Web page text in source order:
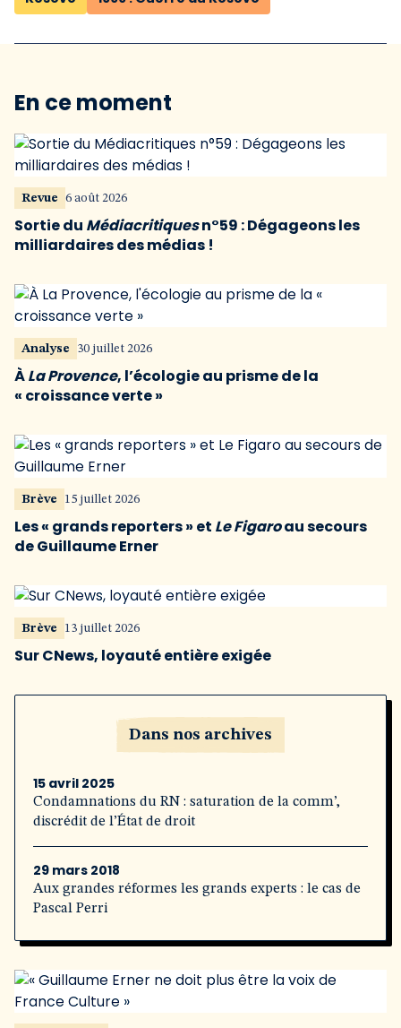
En ce moment
Revue 6 août 2026
Sortie du Médiacritiquesn°59 : Dégageons les
milliardaires des médias !
Analyse 30 juillet 2026
ÀLa Provence, l’écologie au prisme de la
« croissance verte »
Brève 15 juillet 2026
Les « grands reporters » et Le Figaroau secours
de Guillaume Erner
Brève 13 juillet 2026
Sur CNews, loyauté entière exigée
Dans nos archives
15 avril 2025
Condamnations du RN : saturation de la comm’,
discrédit de l’État de droit
29 mars 2018
Aux grandes réformes les grands experts : le cas de
Pascal Perri